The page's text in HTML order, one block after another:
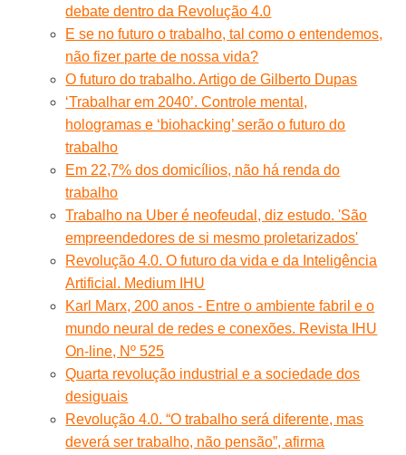
debate dentro da Revolução 4.0
E se no futuro o trabalho, tal como o entendemos,
não fizer parte de nossa vida?
O futuro do trabalho. Artigo de Gilberto Dupas
‘Trabalhar em 2040’. Controle mental,
hologramas e ‘biohacking’ serão o futuro do
trabalho
Em 22,7% dos domicílios, não há renda do
trabalho
Trabalho na Uber é neofeudal, diz estudo. 'São
empreendedores de si mesmo proletarizados'
Revolução 4.0. O futuro da vida e da Inteligência
Artificial. Medium IHU
Karl Marx, 200 anos - Entre o ambiente fabril e o
mundo neural de redes e conexões. Revista IHU
On-line, Nº 525
Quarta revolução industrial e a sociedade dos
desiguais
Revolução 4.0. “O trabalho será diferente, mas
deverá ser trabalho, não pensão”, afirma